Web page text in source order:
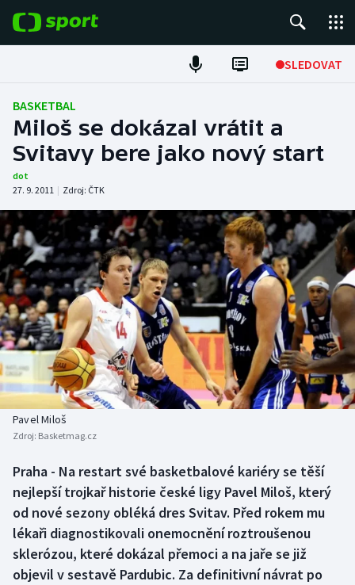
SLEDOVAT
Fotbal
Hokej
Atletika
Cyklistika
DALŠÍ SPORTY
Americký fotbal
Baseball a softbal
Basketbal
Biatlon
Boby a skeleton
Box
Curling
NEPŘEHLÉDNĚTE
Soutěže
Historické návraty
Aplikace ČT sport
AZ kvíz
BASKETBAL
Miloš se dokázal vrátit a
Svitavy bere jako nový start
dot
27. 9. 2011 | Zdroj: ČTK
Pavel Miloš
Zdroj: Basketmag.cz
Praha - Na restart své basketbalové kariéry se těší
nejlepší trojkař historie české ligy Pavel Miloš, který
od nové sezony obléká dres Svitav. Před rokem mu
lékaři diagnostikovali onemocnění roztroušenou
sklerózou, které dokázal přemoci a na jaře se již
objevil v sestavě Pardubic. Za definitivní návrat po